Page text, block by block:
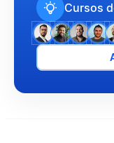
Cursos